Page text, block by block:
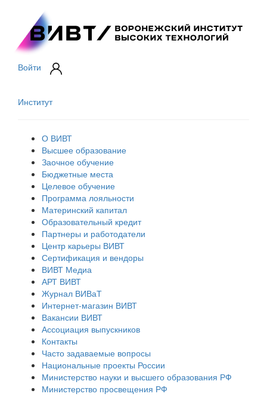
Войти
Институт
О ВИВТ
Высшее образование
Заочное обучение
Бюджетные места
Целевое обучение
Программа лояльности
Материнский капитал
Образовательный кредит
Партнеры и работодатели
Центр карьеры ВИВТ
Сертификация и вендоры
ВИВТ Медиа
АРТ ВИВТ
Журнал ВИВаТ
Интернет-магазин ВИВТ
Вакансии ВИВТ
Ассоциация выпускников
Контакты
Часто задаваемые вопросы
Национальные проекты России
Министерство науки и высшего образования РФ
Министерство просвещения РФ